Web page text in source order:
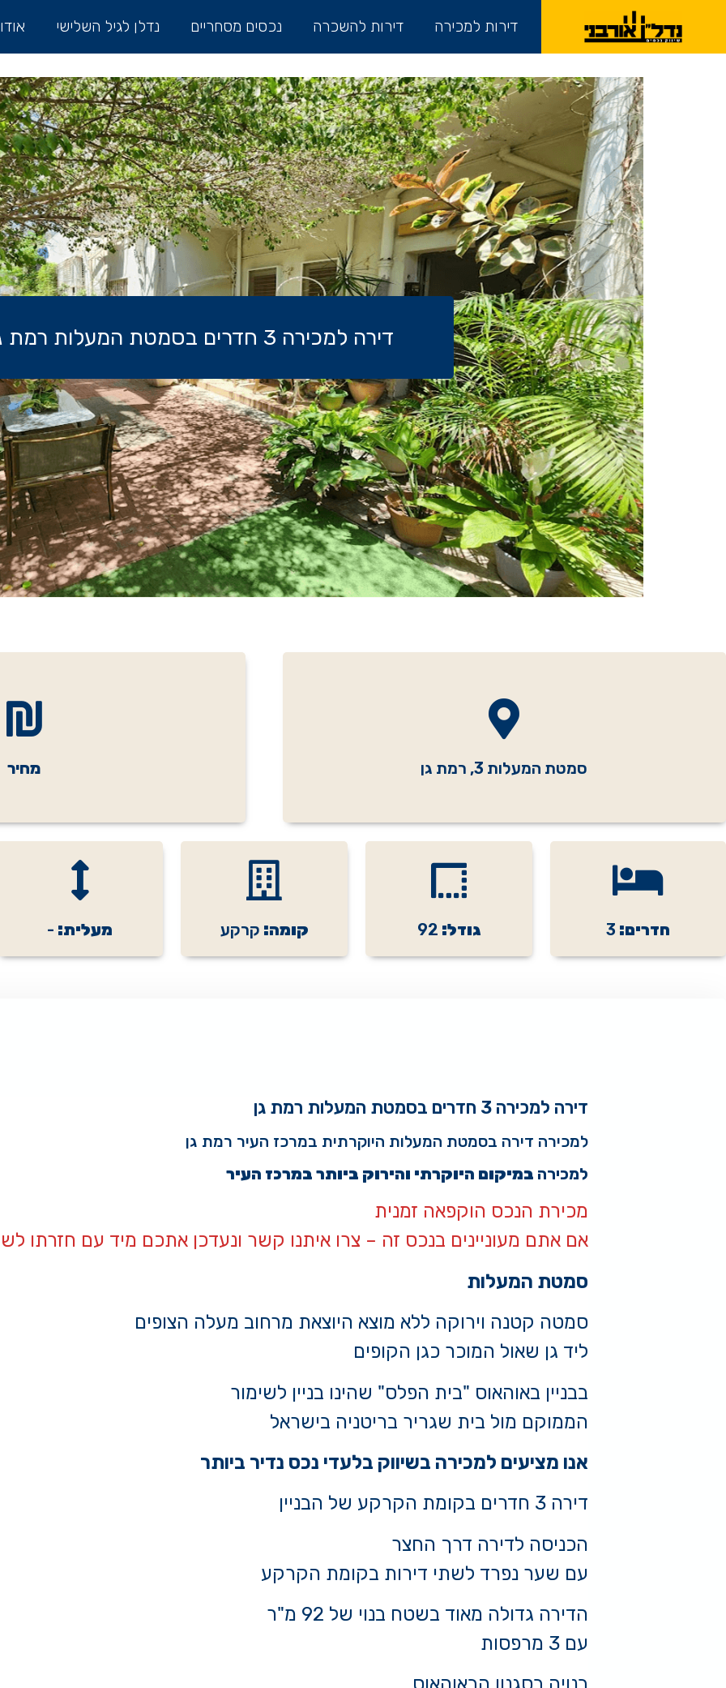
דירות למכירה דירות להשכרה נכסים מסחריים נדלן לגיל השלישי
דירה למכירה 3 חדרים בסמטת המעלות רמת גן –
סמטת המעלות 3, רמת גן מחיר
חדרים: 3 גודל: 92 קומה: קרקע מעלית: -
דירה למכירה 3 חדרים בסמטת המעלות רמת גן
למכירה דירה בסמטת המעלות היוקרתית במרכז העיר רמת גן
למכירה במיקום היוקרתי והירוק ביותר במרכז העיר
מכירת הנכס הוקפאה זמנית
אם אתם מעוניינים בנכס זה – צרו איתנו קשר ונעדכן אתכם מיד עם חזרתו
סמטת המעלות
סמטה קטנה וירוקה ללא מוצא היוצאת מרחוב מעלה הצופים
ליד גן שאול המוכר כגן הקופים
בבניין באוהאוס "בית הפלס" שהינו בניין לשימור
הממוקם מול בית שגריר בריטניה בישראל
אנו מציעים למכירה בשיווק בלעדי נכס נדיר ביותר
דירה 3 חדרים בקומת הקרקע של הבניין
הכניסה לדירה דרך החצר
עם שער נפרד לשתי דירות בקומת הקרקע
הדירה גדולה מאוד בשטח בנוי של 92 מ"ר
עם 3 מרפסות